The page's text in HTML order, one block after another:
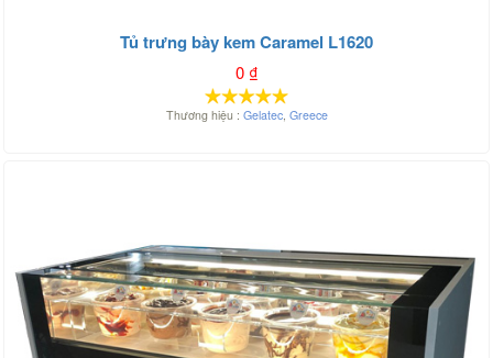
Tủ trưng bày kem Caramel L1620
0₫
Thương hiệu : Gelatec, Greece